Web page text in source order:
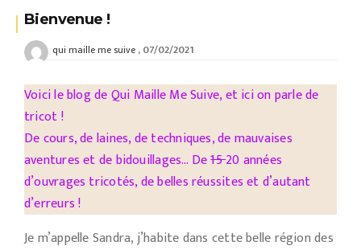
Bienvenue !
qui maille me suive 07/02/2021
Voici le blog de Qui Maille Me Suive, et ici on parle de
tricot !
De cours, de laines, de techniques, de mauvaises
aventures et de bidouillages… De1520 années
d’ouvrages tricotés, de belles réussites et d’autant
d’erreurs !
Je m’appelle Sandra, j’habite dans cette belle région des